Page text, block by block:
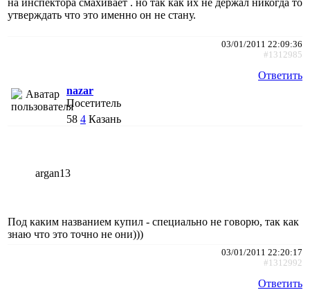
утверждать что это именно он не стану.
03/01/2011 22:09:36
#1312985
Ответить
nazar
Посетитель
58 4 Казань
argan13
Под каким названием купил - специально не говорю, так как
знаю что это точно не они)))
03/01/2011 22:20:17
#1312992
Ответить